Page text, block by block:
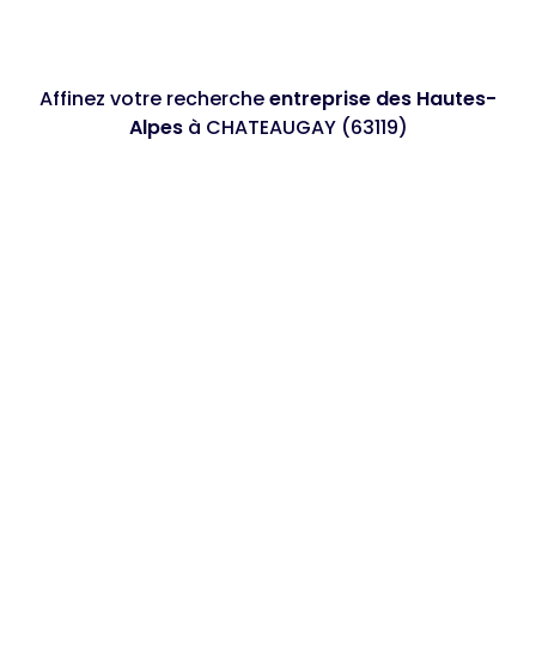
Affinez votre rechercheentreprise des Hautes-
Alpesà CHATEAUGAY (63119)